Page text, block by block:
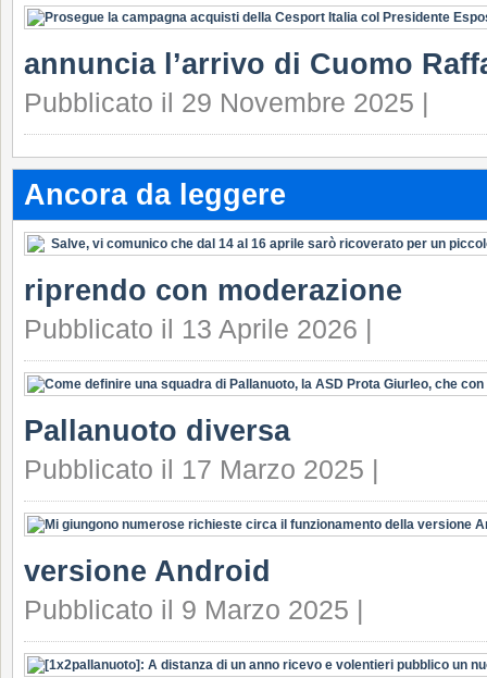
annuncia l’arrivo di Cuomo
Pubblicato il 29 Novembre 2025 |
Ancora da leggere
riprendo con moderazione
Pubblicato il 13 Aprile 2026 |
Pallanuoto diversa
Pubblicato il 17 Marzo 2025 |
versione Android
Pubblicato il 9 Marzo 2025 |